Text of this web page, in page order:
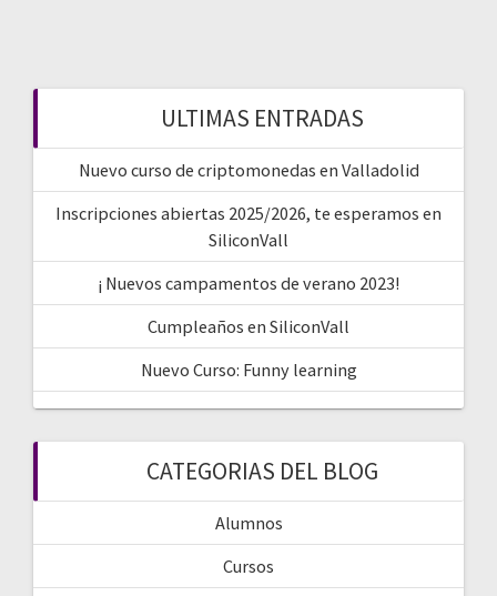
ULTIMAS ENTRADAS
Nuevo curso de criptomonedas en Valladolid
Inscripciones abiertas 2025/2026, te esperamos en
SiliconVall
¡ Nuevos campamentos de verano 2023!
Cumpleaños en SiliconVall
Nuevo Curso: Funny learning
CATEGORIAS DEL BLOG
Alumnos
Cursos